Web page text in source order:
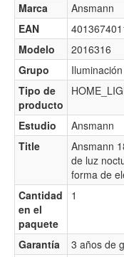
Marca
Ansmann
EAN
Modelo
2016316
Grupo
Iluminación
Tipo de
producto
Estudio
Ansmann
Title
Ansmann
de luz
forma de
Cantidad
en el
paquete
1
Garantía
3 años de